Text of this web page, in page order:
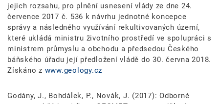
jejich rozsahu, pro plnění usnesení vlády ze dne 24.
července 2017 č. 536 k návrhu jednotné koncepce
správy a následného využívání rekultivovaných území,
které ukládá ministru životního prostředí ve spolupráci s
ministrem průmyslu a obchodu a předsedou Českého
báňského úřadu její předložení vládě do 30. června 2018.
Získáno z www.geology.cz
Godány, J., Bohdálek, P., Novák, J. (2017): Odborné